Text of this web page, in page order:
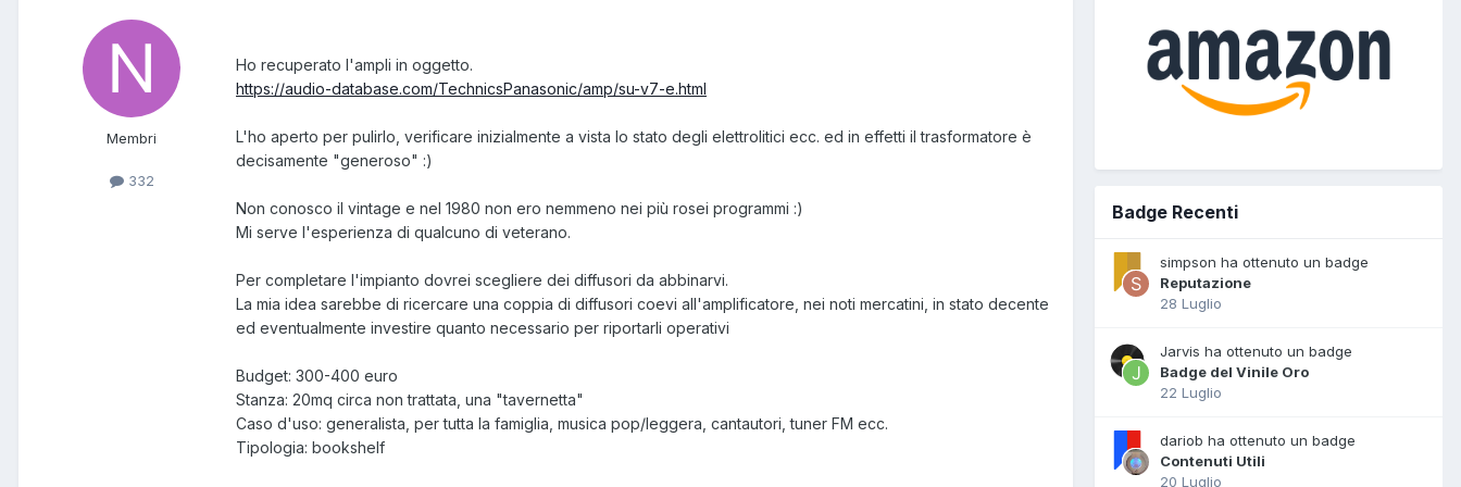
Membri
332
Ho recuperato l'ampli in oggetto.
https://audio-database.com/TechnicsPanasonic/amp/su-v7-e.html
L'ho aperto per pulirlo, verificare inizialmente a vista lo stato degli elettrolitici ecc. ed in effetti il trasformatore è
decisamente "generoso" :)
Non conosco il vintage e nel 1980 non ero nemmeno nei più rosei programmi :)
Mi serve l'esperienza di qualcuno di veterano.
Per completare l'impianto dovrei scegliere dei diffusori da abbinarvi.
La mia idea sarebbe di ricercare una coppia di diffusori coevi all'amplificatore, nei noti mercatini, in stato decente
ed eventualmente investire quanto necessario per riportarli operativi
Budget: 300-400 euro
Stanza: 20mq circa non trattata, una "tavernetta"
Caso d'uso: generalista, per tutta la famiglia, musica pop/leggera, cantautori, tuner FM ecc.
Tipologia: bookshelf
Badge Recenti
simpson ha ottenuto un badge
Reputazione
28 Luglio
Jarvis ha ottenuto un badge
Badge del Vinile Oro
22 Luglio
dariob ha ottenuto un badge
Contenuti Utili
20 Luglio